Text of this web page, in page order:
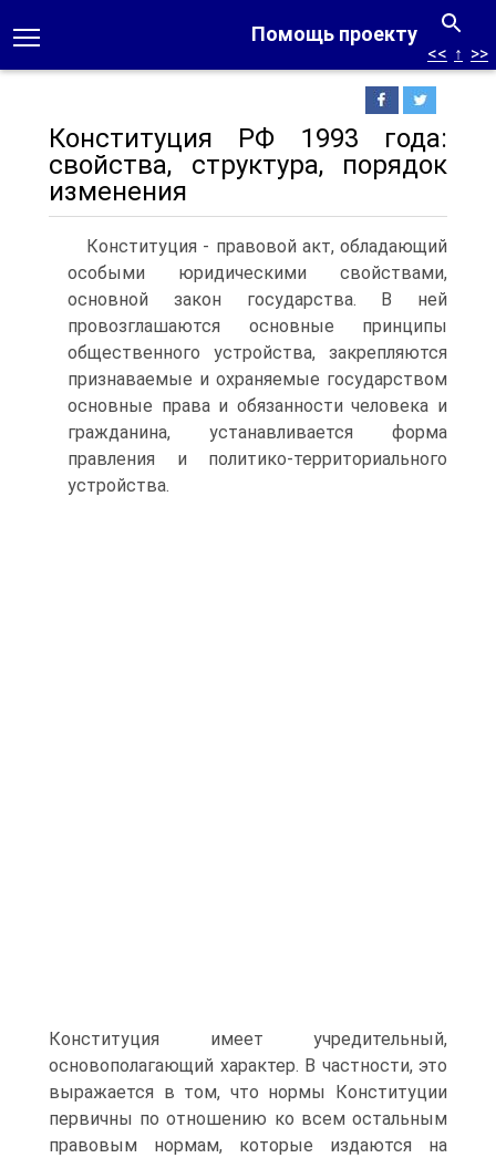
Помощь проекту
<< ↑ >>
Конституция РФ 1993 года:
свойства, структура, порядок
изменения
Конституция - правовой акт, обладающий
особыми юридическими свойствами,
основной закон государства. В ней
провозглашаются основные принципы
общественного устройства, закрепляются
признаваемые и охраняемые государством
основные права и обязанности человека и
гражданина, устанавливается форма
правления и политико-территориального
устройства.
Конституция имеет учредительный,
основополагающий характер. В частности, это
выражается в том, что нормы Конституции
первичны по отношению ко всем остальным
правовым нормам, которые издаются на